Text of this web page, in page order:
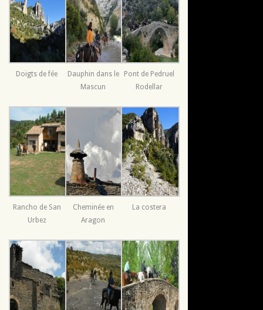
Doigts de fée
Dauphin dans le
Mascun
Pont de Pedruel
Rodellar
Rancho de San
Urbez
Cheminée en
Aragon
La costera